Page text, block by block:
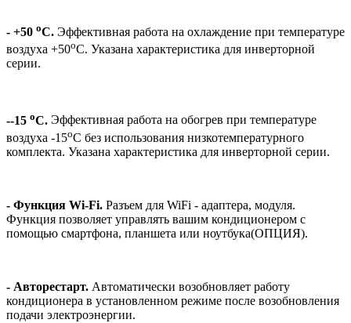
- +50 oC. Эффективная работа на охлаждение при температуре
воздуха +50oС. Указана характеристика для инверторной
серии.
--15 oC. Эффективная работа на обогрев при температуре
воздуха -15oС без использования низкотемпературного
комплекта. Указана характеристика для инверторной серии.
- Функция Wi-Fi. Разъем для WiFi - адаптера, модуля.
Функция позволяет управлять вашим кондиционером с
помощью смартфона, планшета или ноутбука(ОПЦИЯ).
- Авторестарт. Автоматически возобновляет работу
кондиционера в установленном режиме после возобновления
подачи электроэнергии.